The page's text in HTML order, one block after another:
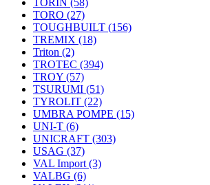
TORIN (58)
TORO (27)
TOUGHBUILT (156)
TREMIX (18)
Triton (2)
TROTEC (394)
TROY (57)
TSURUMI (51)
TYROLIT (22)
UMBRA POMPE (15)
UNI-T (6)
UNICRAFT (303)
USAG (37)
VAL Import (3)
VALBG (6)